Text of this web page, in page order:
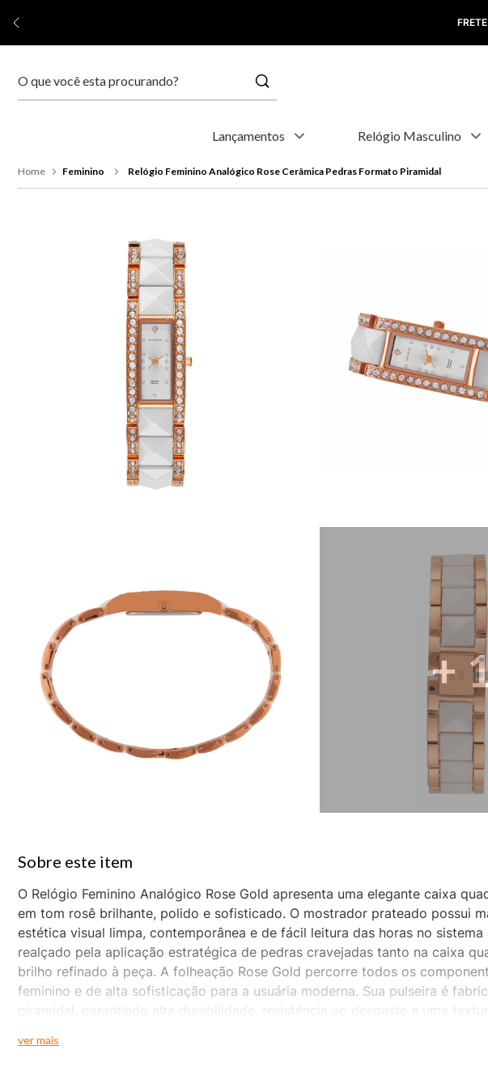
Lançamentos Relógio Masculino
Feminino Relógio Feminino Analógico Rose Cerâmica Pedras Formato Piramidal
+
O Relógio Feminino Analógico Rose Gold apresenta uma elegante caixa
em tom rosê brilhante, polido e sofisticado. O mostrador prateado possui
estética visual limpa, contemporânea e de fácil leitura das horas no
realçado pela aplicação estratégica de pedras cravejadas tanto na caixa
brilho refinado à peça. A folheação Rose Gold percorre todos os
feminino e de alta sofisticação para a usuária moderna. Sua pulseira é
piramidal, garantindo alta durabilidade, resistência ao desgaste e uma
durante o dia a dia intenso. O funcionamento interno de precisão é
ver mais
1 º relógio feminino
automático
relógio feminino rose
quadrado